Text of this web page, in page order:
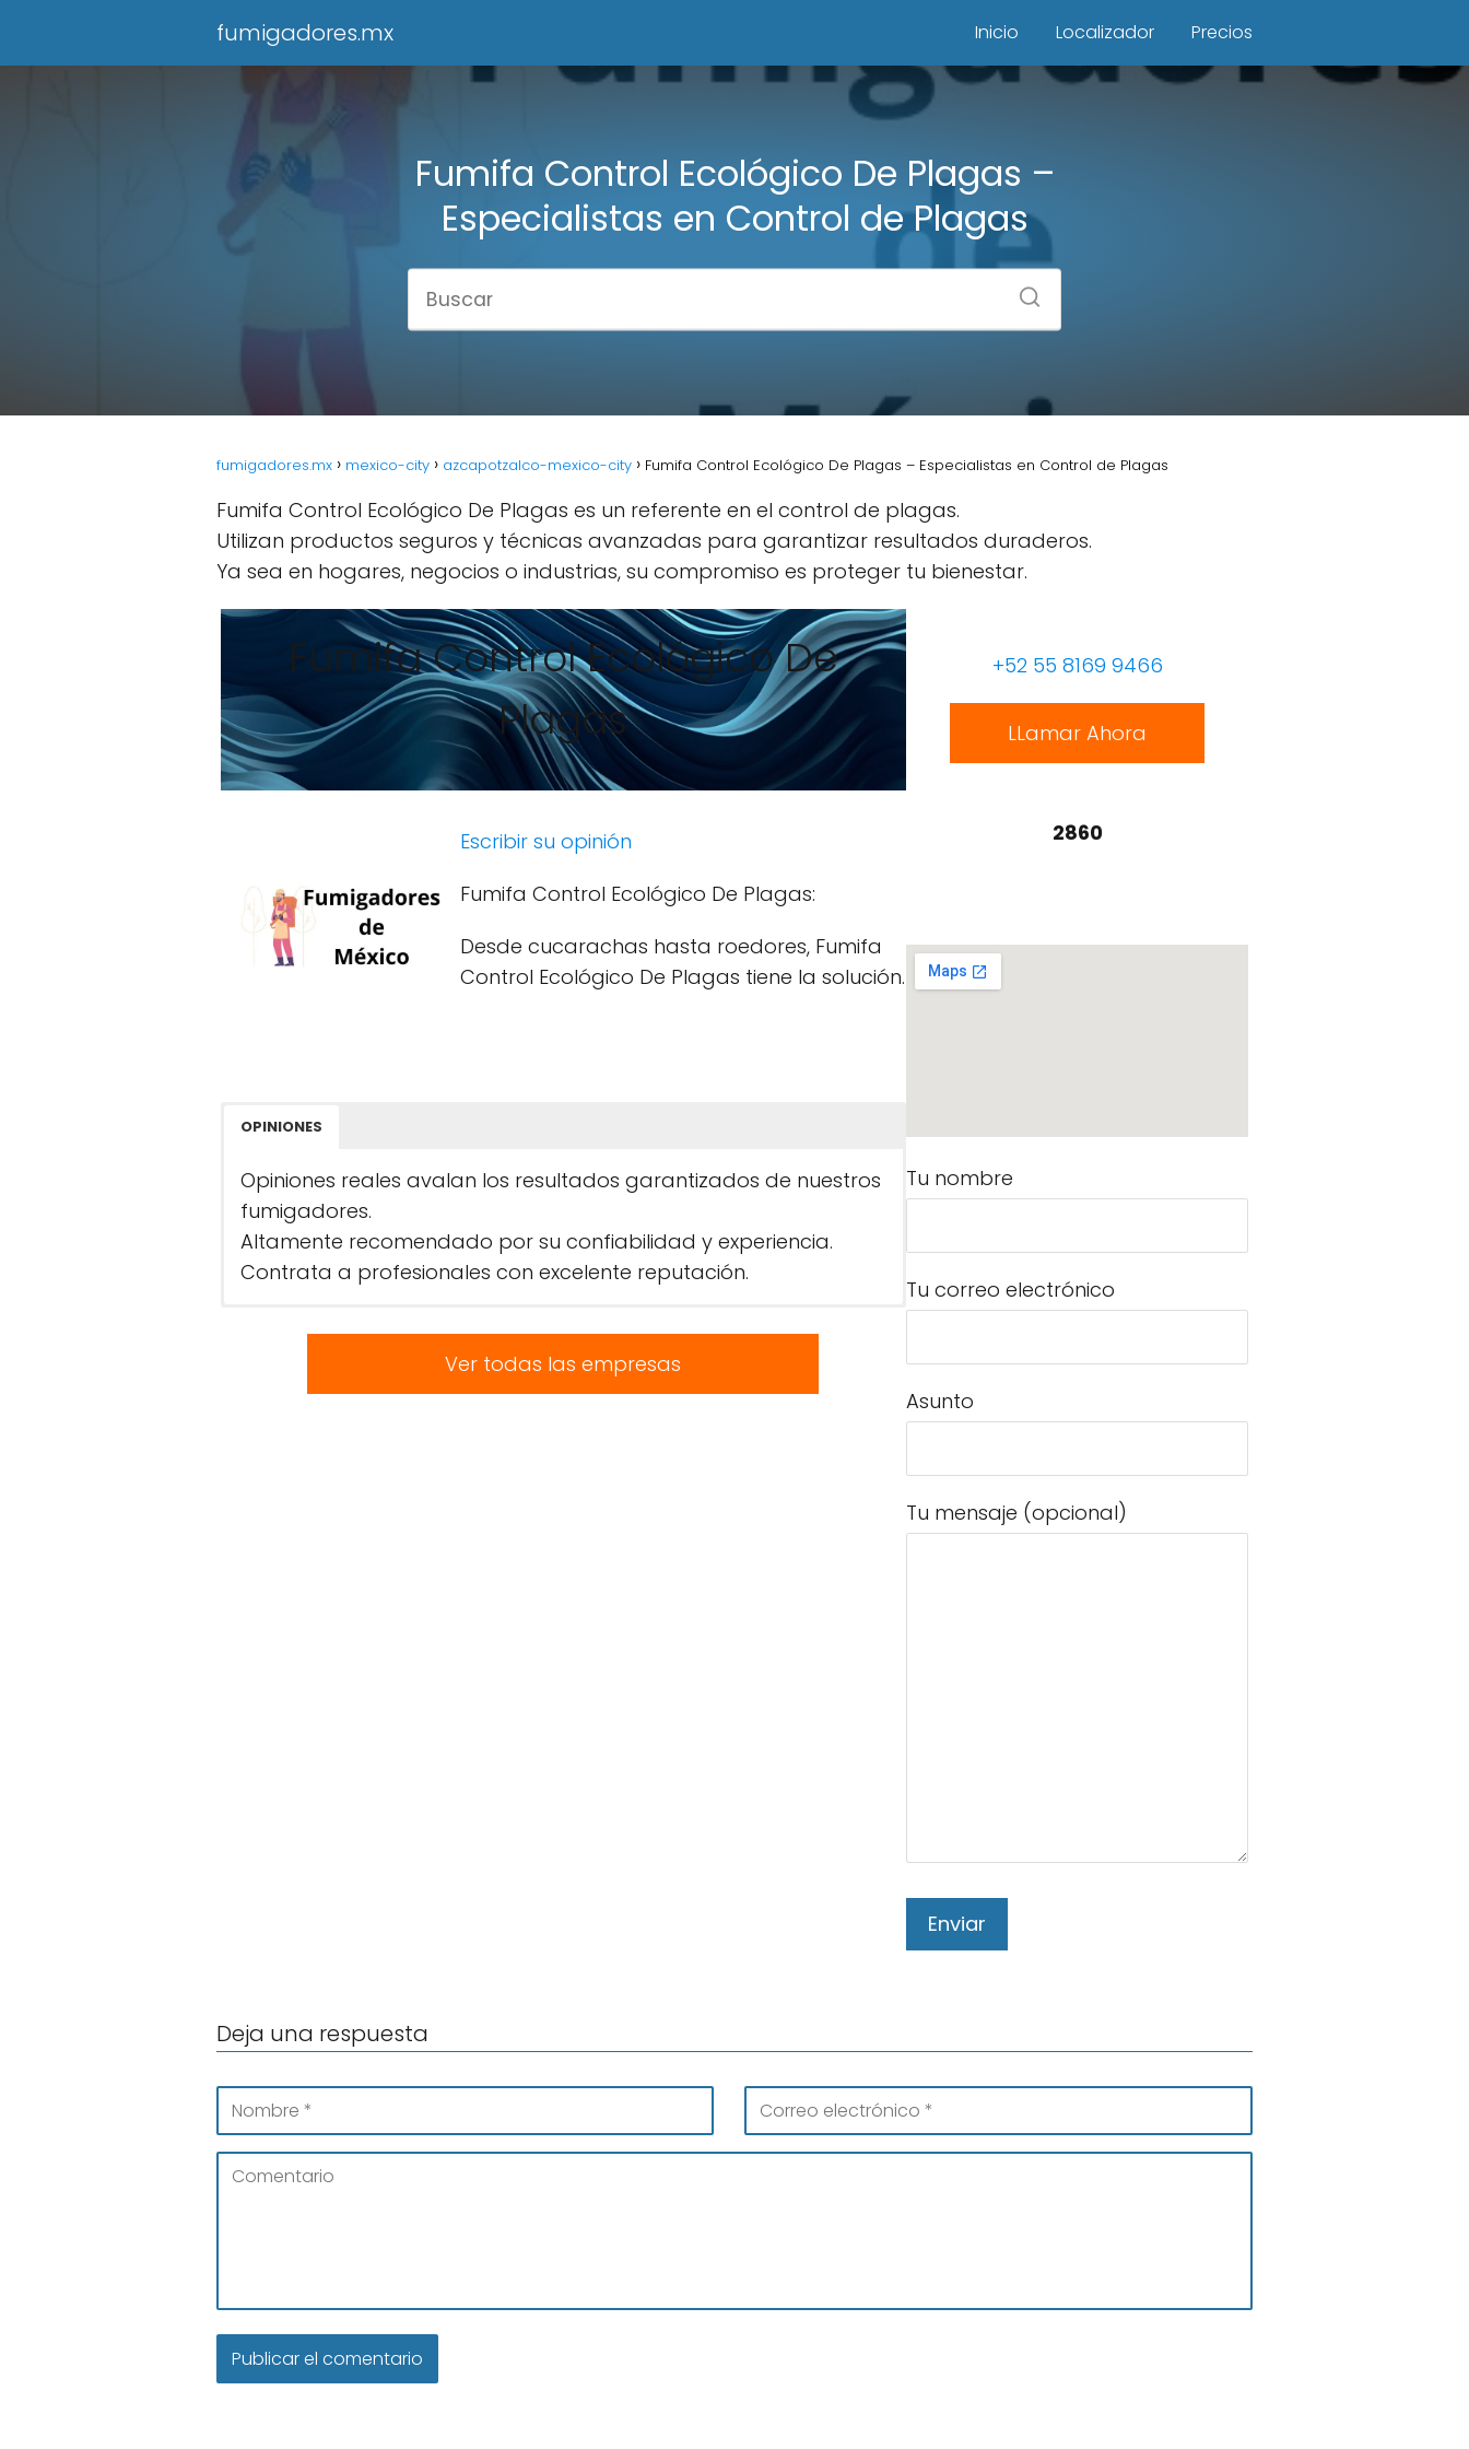
fumigadores.mx Inicio Localizador Precios
Fumifa Control Ecológico De Plagas –
Especialistas en Control de Plagas
fumigadores.mx mexico-city azcapotzalco-mexico-city Fumifa Control Ecológico De Plagas – Especialistas en Control de Plagas
Fumifa Control Ecológico De Plagas es un referente en el control de plagas.
Utilizan productos seguros y técnicas avanzadas para garantizar resultados duraderos.
Ya sea en hogares, negocios o industrias, su compromiso es proteger tu bienestar.
Fumifa Control Ecológico De
Plagas
Escribir su opinión
Fumifa Control Ecológico De Plagas:
Desde cucarachas hasta roedores, Fumifa
Control Ecológico De Plagas tiene la solución.
OPINIONES
Opiniones reales avalan los resultados garantizados de nuestros
fumigadores.
Altamente recomendado por su confiabilidad y experiencia.
Contrata a profesionales con excelente reputación.
Ver todas las empresas
+52 55 8169 9466
LLamar Ahora
2860
Tu nombre
Tu correo electrónico
Asunto
Tu mensaje (opcional)
Deja una respuesta